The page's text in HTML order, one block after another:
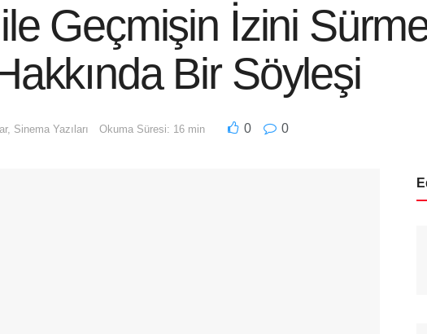
Geçmişin İzini
Bir Söyleşi
, Sinema Yazıları Okuma Süresi: 16 min 0 0